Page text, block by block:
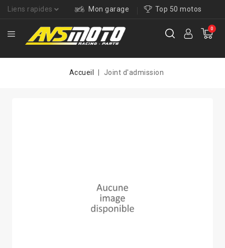
Liens rapides Mon garage Top 50 motos
0
Accueil Joint d'admission